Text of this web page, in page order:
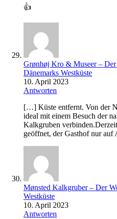
👍
Grønhøj Kro & Museer –
Dänemarks Westküste
10. April 2023
Antworten
[…] Küste entfernt. Von der
ideal mit einem Besuch der
Kalkgruben
geöffnet, der Gasthof nur
Mønsted Kalkgruber – Der
Westküste
10. April 2023
Antworten